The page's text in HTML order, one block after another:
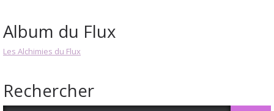
Album du Flux
Les Alchimies du Flux
Rechercher